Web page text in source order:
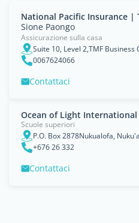
National Pacific Insurance |
Sione Paongo
Assicurazione sulla casa
0067624066
Contattaci
Ocean of Light International
Scuole superiori
P.O. Box 2878Nukualofa,
+676 26 332
Contattaci